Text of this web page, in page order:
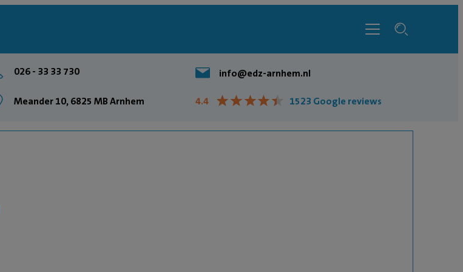
026 - 33 33 730 info@edz-arnhem.nl
Meander 10, 6825 MB Arnhem 4.4 ★★★★★
★★★★★ 1523 Google reviews